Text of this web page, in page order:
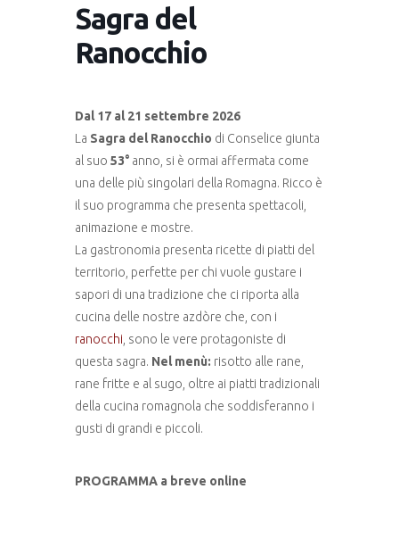
Sagra del
Ranocchio
Dal 17 al 21 settembre 2026
La Sagra del Ranocchio di Conselice giunta
al suo 53° anno, si è ormai affermata come
una delle più singolari della Romagna. Ricco è
il suo programma che presenta spettacoli,
animazione e mostre.
La gastronomia presenta ricette di piatti del
territorio, perfette per chi vuole gustare i
sapori di una tradizione che ci riporta alla
cucina delle nostre azdòre che, con i
ranocchi , sono le vere protagoniste di
questa sagra. Nel menù: risotto alle rane,
rane fritte e al sugo, oltre ai piatti tradizionali
della cucina romagnola che soddisferanno i
gusti di grandi e piccoli.
PROGRAMMA a breve online